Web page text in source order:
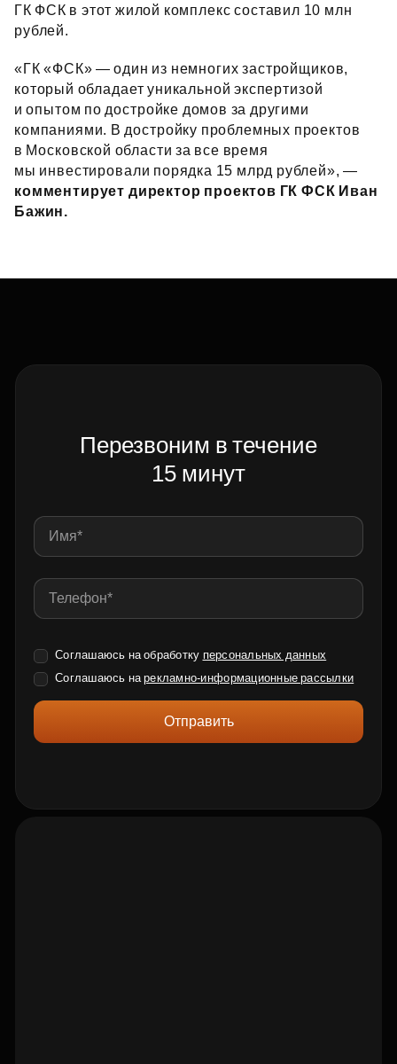
ГК ФСК в этот жилой комплекс составил 10 млн
рублей.
«ГК «ФСК» — один из немногих застройщиков,
который обладает уникальной экспертизой
и опытом по достройке домов за другими
компаниями. В достройку проблемных проектов
в Московской области за все время
мы инвестировали порядка 15 млрд рублей», —
комментирует директор проектов ГК ФСК Иван
Бажин.
Перезвоним в течение
15 минут
Соглашаюсь на обработку персональных данных
Соглашаюсь нарекламно-информационные рассылки
Отправить